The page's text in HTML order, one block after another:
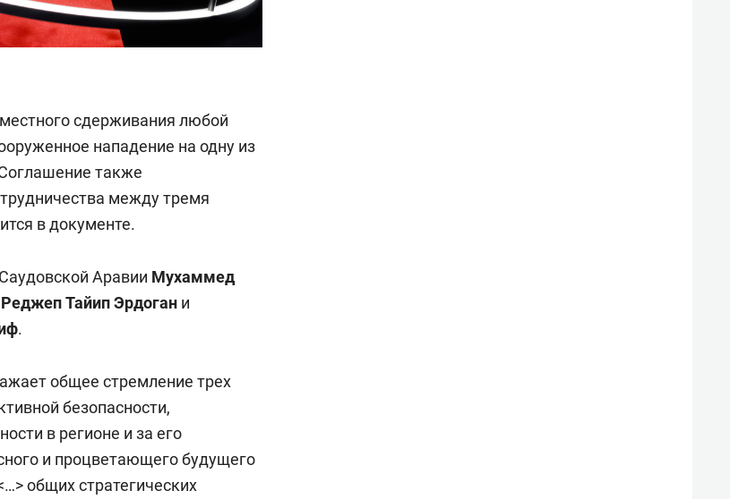
сдерживания любой
нападение на одну из
также
между тремя
в документе.
Аравии Мухаммед
РеджепТайип Эрдоган и
.
общее стремление трех
безопасности,
в регионе и за его
и процветающего будущего
общих стратегических